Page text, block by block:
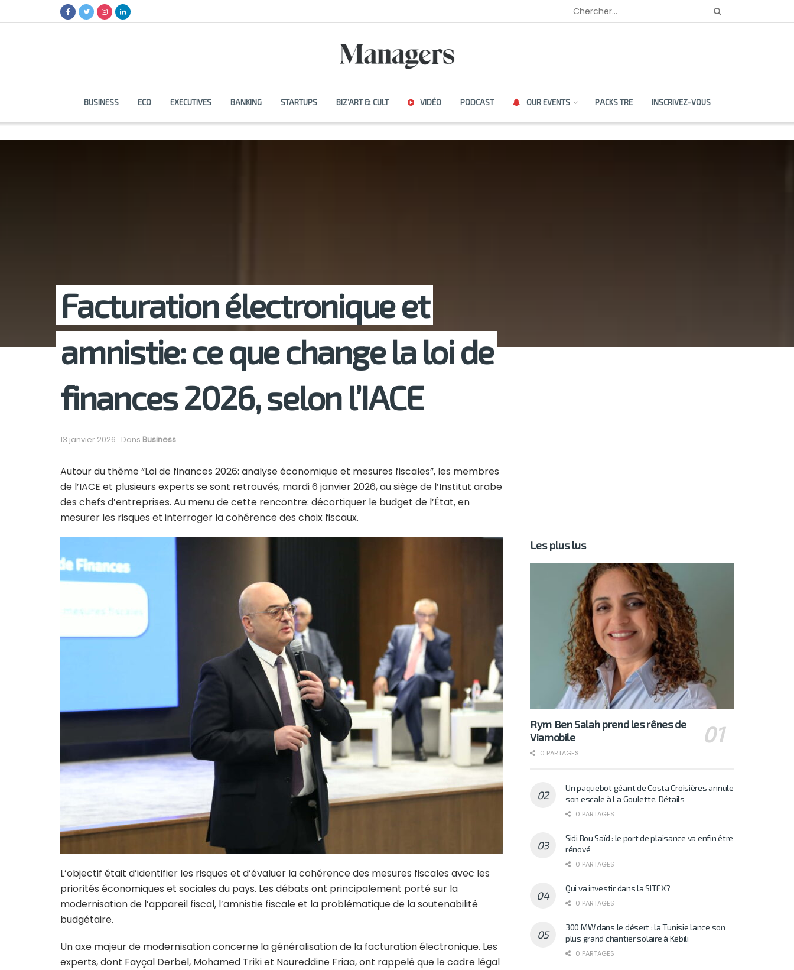
BUSINESS ECO EXECUTIVES BANKING STARTUPS BIZ’ART & CULT VIDÉO PODCAST OUR EVENTS PACKS TRE INSCRIVEZ-VOUS
Facturation électronique et
amnistie: ce que change la loi de
finances 2026, selon l’IACE
13 janvier 2026 Dans Business
Autour du thème “Loi de finances 2026: analyse économique et mesures fiscales”, les membres
de l’IACE et plusieurs experts se sont retrouvés, mardi 6 janvier 2026, au siège de l’Institut arabe
des chefs d’entreprises. Au menu de cette rencontre: décortiquer le budget de l’État, en
mesurer les risques et interroger la cohérence des choix fiscaux.
L’objectif était d’identifier les risques et d’évaluer la cohérence des mesures fiscales avec les
priorités économiques et sociales du pays. Les débats ont principalement porté sur la
modernisation de l’appareil fiscal, l’amnistie fiscale et la problématique de la soutenabilité
budgétaire.
Un axe majeur de modernisation concerne la généralisation de la facturation électronique. Les
experts, dont Fayçal Derbel, Mohamed Triki et Noureddine Friaa, ont rappelé que le cadre légal
Les plus lus
Rym Ben Salah prend les rênes de
Viamobile
0 PARTAGES
Un paquebot géant de Costa Croisières annule
son escale à La Goulette. Détails
0 PARTAGES
Sidi Bou Saïd : le port de plaisance va enfin être
rénové
0 PARTAGES
Qui va investir dans la SITEX?
0 PARTAGES
300 MW dans le désert : la Tunisie lance son
plus grand chantier solaire à Kebili
0 PARTAGES